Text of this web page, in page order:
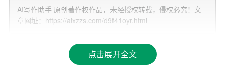
明确自己的求职目标，比如想要从事的行业、职位和期望
二、突出个人优势
AI写作助手 原创著作权作品，未经授权转载，侵权必究！文
章网址：https://aixzzs.com/d9f41oyr.html
点击展开全文